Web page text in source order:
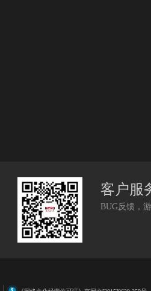
客户服
BUG反馈，